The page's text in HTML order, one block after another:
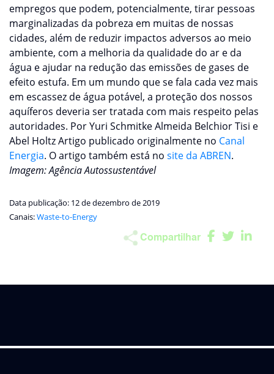
empregos que podem, potencialmente, tirar pessoas
marginalizadas da pobreza em muitas de nossas
cidades, além de reduzir impactos adversos ao meio
ambiente, com a melhoria da qualidade do ar e da
água e ajudar na redução das emissões de gases de
efeito estufa. Em um mundo que se fala cada vez mais
em escassez de água potável, a proteção dos nossos
aquíferos deveria ser tratada com mais respeito pelas
autoridades. Por Yuri Schmitke Almeida Belchior Tisi e
Abel Holtz Artigo publicado originalmente no Canal
Energia. O artigo também está no site da ABREN.
Imagem: Agência Autossustentável
Data publicação: 12 de dezembro de 2019
Canais:Waste-to-Energy
Compartilhar